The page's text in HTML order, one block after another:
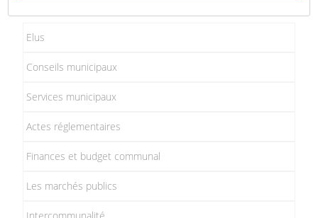
Elus
Conseils municipaux
Services municipaux
Actes réglementaires
Finances et budget communal
Les marchés publics
Intercommunalité